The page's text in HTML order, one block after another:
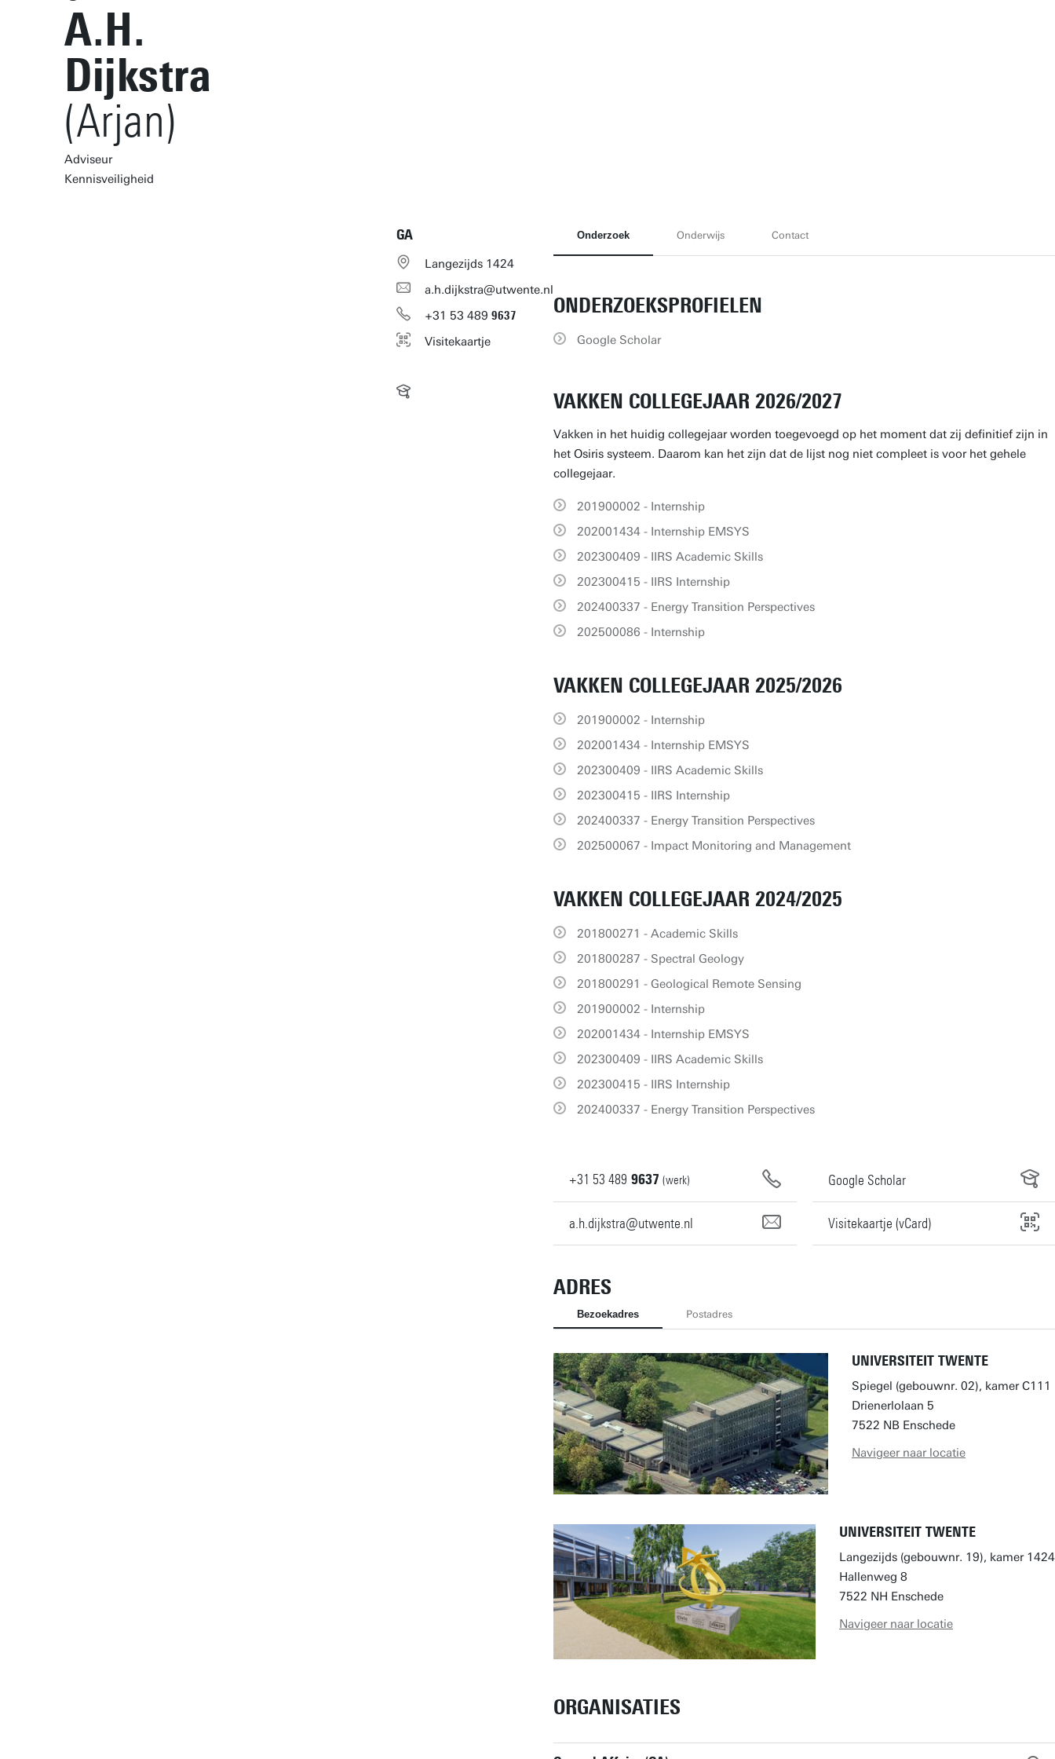
A.H.
Dijkstra
(Arjan)
Adviseur
Kennisveiligheid
GA
Langezijds 1424
a.h.dijkstra@utwente.nl
+31 53 489 9637
Visitekaartje
Onderzoek Onderwijs Contact
ONDERZOEKSPROFIELEN
Google Scholar
VAKKEN COLLEGEJAAR 2026/2027
Vakken in het huidig collegejaar worden toegevoegd op het moment dat zij definitief zijn in
het Osiris systeem. Daarom kan het zijn dat de lijst nog niet compleet is voor het gehele
collegejaar.
201900002 - Internship
202001434 - Internship EMSYS
202300409 - IIRS Academic Skills
202300415 - IIRS Internship
202400337 - Energy Transition Perspectives
202500086 - Internship
VAKKEN COLLEGEJAAR 2025/2026
201900002 - Internship
202001434 - Internship EMSYS
202300409 - IIRS Academic Skills
202300415 - IIRS Internship
202400337 - Energy Transition Perspectives
202500067 - Impact Monitoring and Management
VAKKEN COLLEGEJAAR 2024/2025
201800271 - Academic Skills
201800287 - Spectral Geology
201800291 - Geological Remote Sensing
201900002 - Internship
202001434 - Internship EMSYS
202300409 - IIRS Academic Skills
202300415 - IIRS Internship
202400337 - Energy Transition Perspectives
+31 53 489 9637 (werk)
a.h.dijkstra@utwente.nl
Google Scholar
Visitekaartje (vCard)
ADRES
Bezoekadres Postadres
UNIVERSITEIT TWENTE
Spiegel (gebouwnr. 02), kamer C111
Drienerlolaan 5
7522 NB Enschede
Navigeer naar locatie
UNIVERSITEIT TWENTE
Langezijds (gebouwnr. 19), kamer 1424
Hallenweg 8
7522 NH Enschede
Navigeer naar locatie
ORGANISATIES